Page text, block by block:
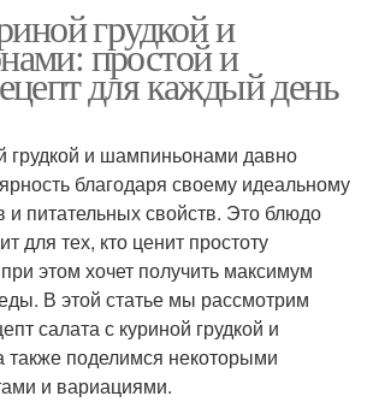
грудкой и
простой и
для каждый день
грудкой и шампиньонами давно
благодаря своему идеальному
и питательных свойств. Это блюдо
для тех, кто ценит простоту
этом хочет получить максимум
В этой статье мы рассмотрим
салата с куриной грудкой и
поделимся некоторыми
и вариациями.